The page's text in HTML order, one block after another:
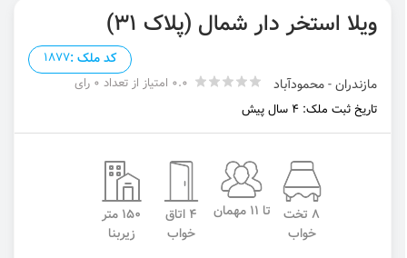
ویلا استخر دار شمال (پلاک ۳۱)
کد ملک :1877
مازندران - محمودآباد
0.0 امتیاز از تعداد 0 رای
تاریخ ثبت ملک: 4 سال پیش
8 تخت
خواب
تا 11 مهمان
4 اتاق
خواب
150 متر
زیربنا